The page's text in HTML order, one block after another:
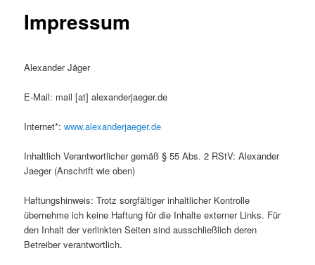
Impressum
Alexander Jäger
E-Mail: mail [at] alexanderjaeger.de
Internet*:www.alexanderjaeger.de
Inhaltlich Verantwortlicher gemäß § 55 Abs. 2 RStV: Alexander
Jaeger (Anschrift wie oben)
Haftungshinweis: Trotz sorgfältiger inhaltlicher Kontrolle
übernehme ich keine Haftung für die Inhalte externer Links. Für
den Inhalt der verlinkten Seiten sind ausschließlich deren
Betreiber verantwortlich.